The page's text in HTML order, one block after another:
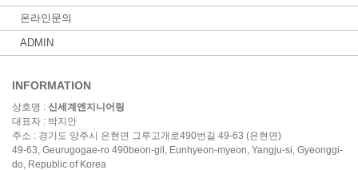
온라인문의
ADMIN
INFORMATION
상호명 : 신세계엔지니어링
대표자 : 박지안
주소 : 경기도 양주시 은현면 그루고개로490번길 49-63 (은현면)
49-63, Geurugogae-ro 490beon-gil, Eunhyeon-myeon, Yangju-si, Gyeonggi-
do, Republic of Korea